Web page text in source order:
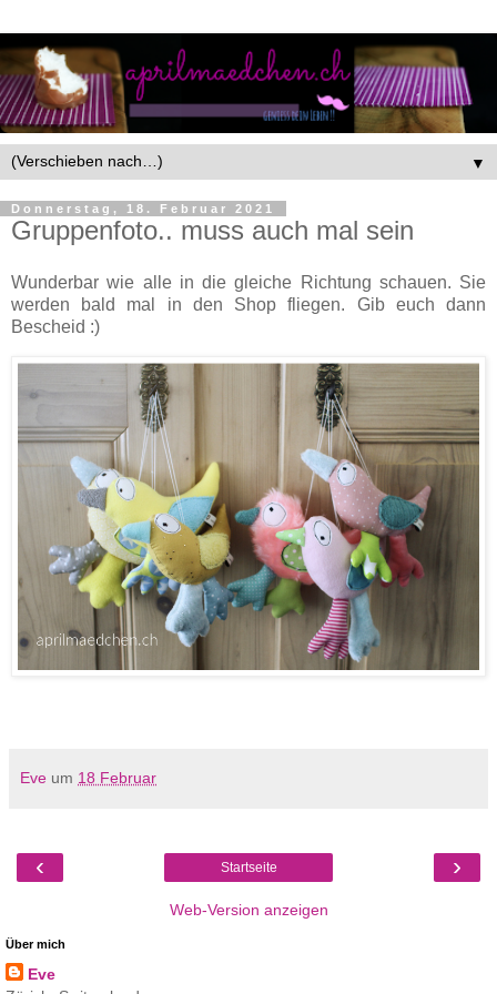
▼
Donnerstag, 18. Februar 2021
Gruppenfoto.. muss auch mal sein
Wunderbar wie alle in die gleiche Richtung schauen. Sie
werden bald mal in den Shop fliegen. Gib euch dann
Bescheid :)
Eve um 18 Februar
‹ ›
Startseite
Web-Version anzeigen
Über mich
Eve